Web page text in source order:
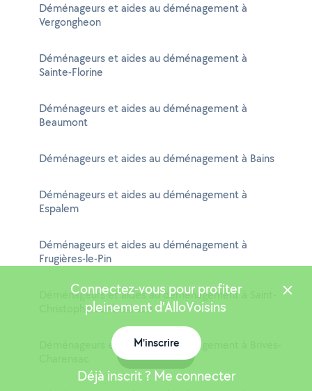
Déménageurs et aides au déménagement à
Vergongheon
Déménageurs et aides au déménagement à
Sainte-Florine
Déménageurs et aides au déménagement à
Beaumont
Déménageurs et aides au déménagement à Bains
Déménageurs et aides au déménagement à
Espalem
Déménageurs et aides au déménagement à
Frugières-le-Pin
Déménageurs et aides au déménagement à Saint-
Christophe-sur-Dolaison
Déménageurs et aides au déménagement à Brives-
Connectez-vous pour profiter
pleinement d'AlloVoisins
M'inscrire
Déjà inscrit ? Me connecter